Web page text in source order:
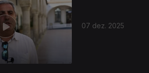
07 dez. 2025